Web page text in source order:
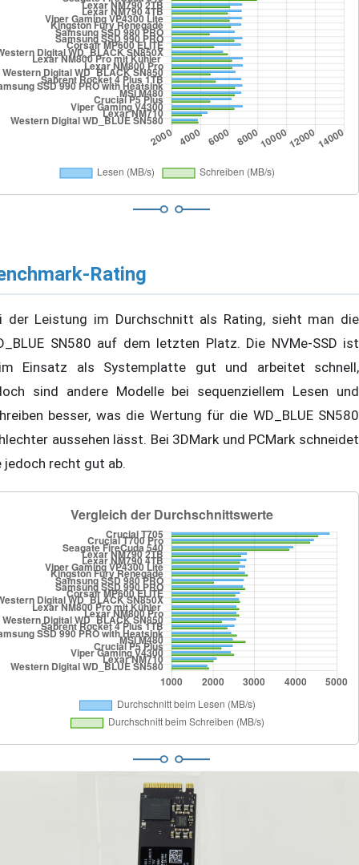
Rating
der Leistung im Durchschnitt als Rating, sieht man die
SN580 auf dem letzten Platz. Die NVMe-SSD ist
Einsatz als Systemplatte gut und arbeitet schnell,
sind andere Modelle bei sequenziellem Lesen und
besser, was die Wertung für die WD_BLUE SN580
aussehen lässt. Bei 3DMark und PCMark schneidet
jedoch recht gut ab.